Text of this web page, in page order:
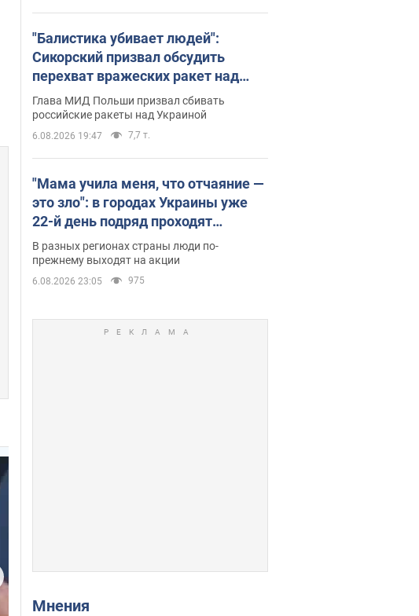
"Балистика убивает людей":
Сикорский призвал обсудить
перехват вражеских ракет над
Украиной
Глава МИД Польши призвал сбивать
российские ракеты над Украиной
6.08.2026 19:47 7,7 т.
"Мама учила меня, что отчаяние —
это зло": в городах Украины уже
22-й день подряд проходят
массовые митинги за
возвращение Федорова. Фото и
видео
В разных регионах страны люди по-
прежнему выходят на акции
6.08.2026 23:05 975
Мнения